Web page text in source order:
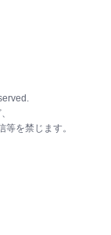
を禁じます。